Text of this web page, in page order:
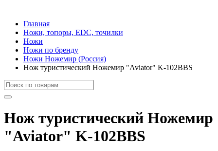
Главная
Ножи, топоры, EDC, точилки
Ножи
Ножи по бренду
Ножи Ножемир (Россия)
Нож туристический Ножемир "Aviator" K-102BBS
Нож туристический Ножемир
"Aviator" K-102BBS